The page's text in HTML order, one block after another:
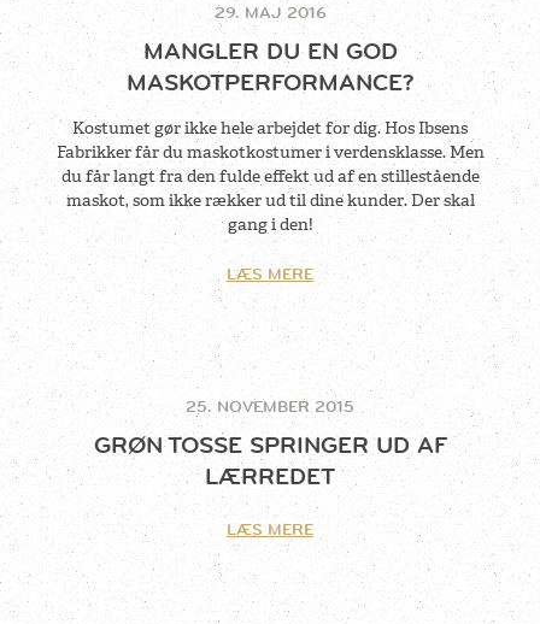
29. MAJ 2016
MANGLER DU EN GOD
MASKOTPERFORMANCE?
Kostumet gør ikke hele arbejdet for dig. Hos Ibsens
Fabrikker får du maskotkostumer i verdensklasse. Men
du får langt fra den fulde effekt ud af en stillestående
maskot, som ikke rækker ud til dine kunder. Der skal
gang i den!
LÆS MERE
25. NOVEMBER 2015
GRØN TOSSE SPRINGER UD AF
LÆRREDET
LÆS MERE